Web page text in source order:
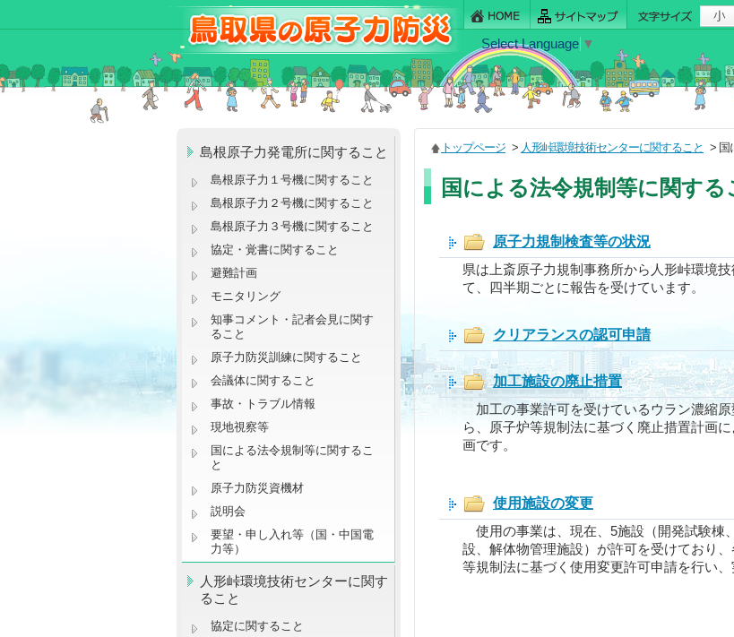
Select Language ▼
島根原子力発電所に関すること
島根原子力１号機に関すること
島根原子力２号機に関すること
島根原子力３号機に関すること
協定・覚書に関すること
避難計画
モニタリング
知事コメント・記者会見に関す
ること
原子力防災訓練に関すること
会議体に関すること
事故・トラブル情報
現地視察等
国による法令規制等に関するこ
と
原子力防災資機材
説明会
要望・申し入れ等（国・中国電
力等）
人形峠環境技術センターに関す
ること
協定に関すること
トップページ > 人形峠環境技術センターに関すること > 国
国による法令規制等に関する
原子力規制検査等の状況
県は上斎原子力規制事務所から人形峠環境
て、四半期ごとに報告を受けています。
クリアランスの認可申請
加工施設の廃止措置
加工の事業許可を受けているウラン濃縮
ら、原子炉等規制法に基づく廃止措置計画
画です。
使用施設の変更
使用の事業は、現在、5施設（開発試験棟
設、解体物管理施設）が許可を受けており
等規制法に基づく使用変更許可申請を行い、